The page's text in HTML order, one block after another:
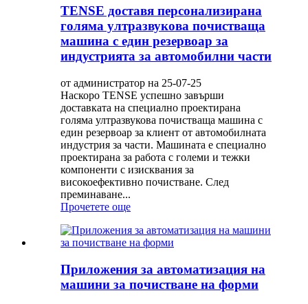
TENSE доставя персонализирана
голяма ултразвукова почистваща
машина с един резервоар за
индустрията за автомобилни части
от администратор на 25-07-25
Наскоро TENSE успешно завърши
доставката на специално проектирана
голяма ултразвукова почистваща машина с
един резервоар за клиент от автомобилната
индустрия за части. Машината е специално
проектирана за работа с големи и тежки
компоненти с изисквания за
високоефективно почистване. След
преминаване...
Прочетете още
Приложения за автоматизация на
машини за почистване на форми